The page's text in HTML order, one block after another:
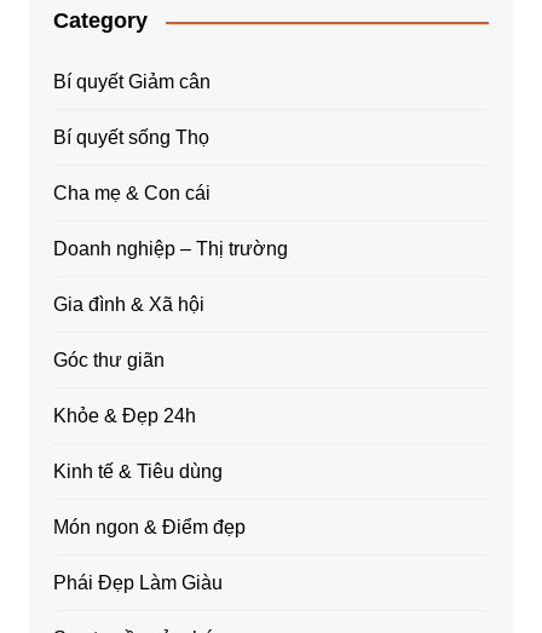
Category
Bí quyết Giảm cân
Bí quyết sống Thọ
Cha mẹ & Con cái
Doanh nghiệp – Thị trường
Gia đình & Xã hội
Góc thư giãn
Khỏe & Đẹp 24h
Kinh tế & Tiêu dùng
Món ngon & Điểm đẹp
Phái Đẹp Làm Giàu